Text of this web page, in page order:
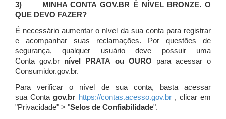
3)
MINHA CONTA GOV.BR É NÍVEL BRONZE. O
QUE DEVO FAZER?
É necessário aumentar o nível da sua conta para registrar
e acompanhar suas reclamações. Por questões de
segurança, qualquer usuário deve possuir uma
Conta gov.br nível PRATA ou OURO para acessar o
Consumidor.gov.br.
Para verificar o nível de sua conta, basta acessar
sua Contagov.br https://contas.acesso.gov.br, clicar em
"Privacidade" > "Selos de Confiabilidade".